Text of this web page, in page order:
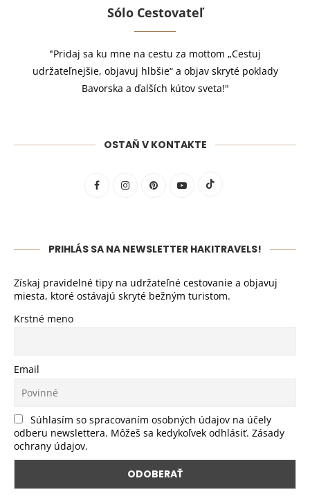
Sólo Cestovateľ
"Pridaj sa ku mne na cestu za mottom „Cestuj
udržateľnejšie, objavuj hlbšie“ a objav skryté poklady
Bavorska a ďalších kútov sveta!"
OSTAŇ V KONTAKTE
PRIHLÁS SA NA NEWSLETTER HAKITRAVELS!
Získaj pravidelné tipy na udržateľné cestovanie a objavuj
miesta, ktoré ostávajú skryté bežným turistom.
Krstné meno
Email
Súhlasím so spracovaním osobných údajov na účely
odberu newslettera. Môžeš sa kedykoľvek odhlásiť. Zásady
ochrany údajov.